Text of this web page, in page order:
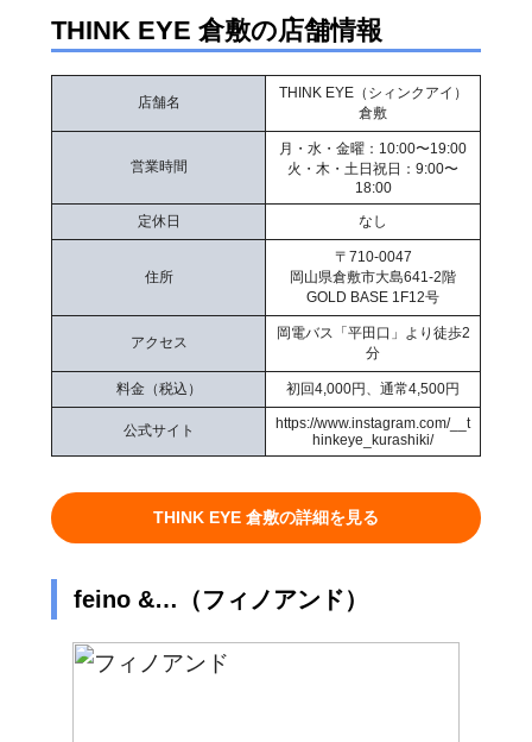
THINK EYE 倉敷の店舗情報
店舗名
THINK EYE（シィンクアイ）
倉敷
営業時間
月・水・金曜：10:00〜19:00
火・木・土日祝日：9:00〜
18:00
定休日
なし
住所
〒710-0047
岡山県倉敷市大島641-2階
GOLD BASE 1F12号
アクセス
岡電バス「平田口」より徒歩2
分
料金（税込） 初回4,000円、通常4,500円
公式サイト
https://www.instagram.com/__t
hinkeye_kurashiki/
THINK EYE 倉敷の詳細を見る
feino &…（フィノアンド）